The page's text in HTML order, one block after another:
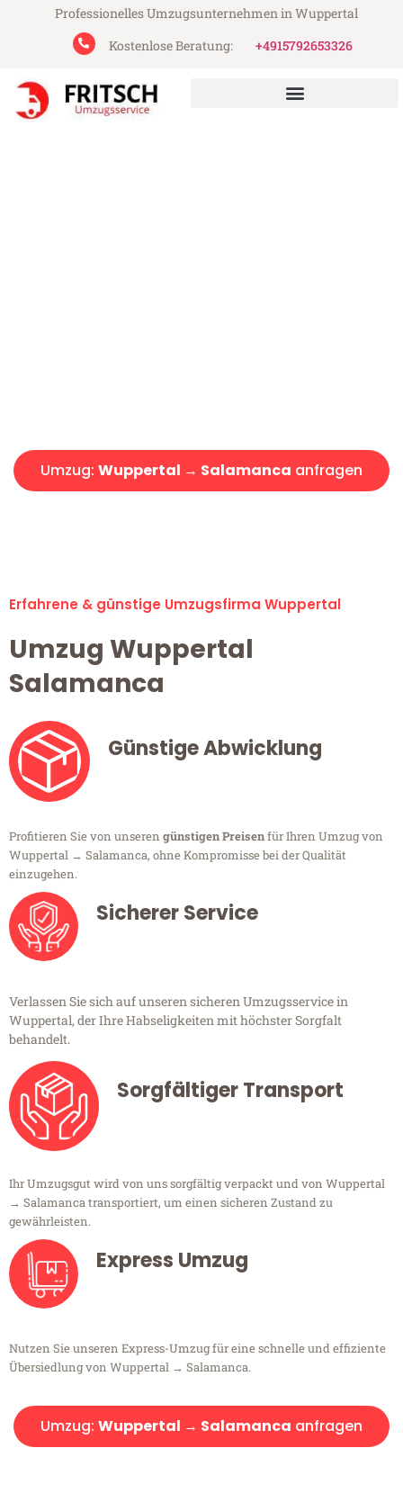
Professionelles Umzugsunternehmen in Wuppertal
Kostenlose Beratung:
+4915792653326
Umzug: Wuppertal → Salamanca anfragen
Erfahrene & günstige Umzugsfirma Wuppertal
Umzug Wuppertal
Salamanca
Günstige Abwicklung
Profitieren Sie von unseren günstigen Preisenfür Ihren Umzug von
Wuppertal → Salamanca, ohne Kompromisse bei der Qualität
einzugehen.
Sicherer Service
Verlassen Sie sich auf unseren sicheren Umzugsservice in
Wuppertal, der Ihre Habseligkeiten mit höchster Sorgfalt
behandelt.
Sorgfältiger Transport
Ihr Umzugsgut wird von uns sorgfältig verpackt und von Wuppertal
→ Salamanca transportiert, um einen sicheren Zustand zu
gewährleisten.
Express Umzug
Nutzen Sie unseren Express-Umzug für eine schnelle und effiziente
Übersiedlung von Wuppertal → Salamanca.
Umzug: Wuppertal → Salamanca anfragen